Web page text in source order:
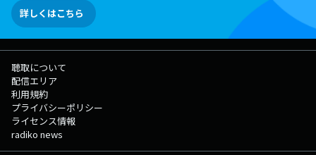
詳しくはこちら
聴取について
配信エリア
利用規約
プライバシーポリシー
ライセンス情報
radiko news